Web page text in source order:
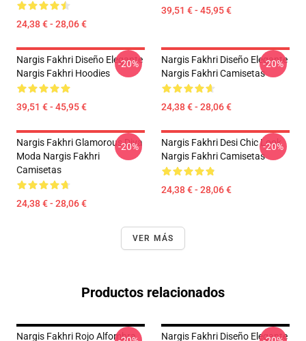
24,38 € - 28,06 €
39,51 € - 45,95 €
Nargis Fakhri Diseño Elegante
Nargis Fakhri Hoodies
39,51 € - 45,95 €
-20%
Nargis Fakhri Diseño Elegante
Nargis Fakhri Camisetas
24,38 € - 28,06 €
-20%
Nargis Fakhri Glamorous Diva
Moda Nargis Fakhri
Camisetas
24,38 € - 28,06 €
-20%
Nargis Fakhri Desi Chic Look
Nargis Fakhri Camisetas
24,38 € - 28,06 €
-20%
VER MÁS
Productos relacionados
Nargis Fakhri Rojo Alfombra
Nargis Fakhri Diseño Elegante